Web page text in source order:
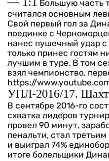
Большую часть
считался основным
Свой первый гол за
поединке с
нанес пушечный удар с
только принес гостям
лучшим в туре. В том
взял чемпионство,
https://
УПЛ-2016/17.
В сентябре 2016-го
схватка лидеров
провел 90 минут,
пенальти, стал
и выиграл 74%
итоге болельщики